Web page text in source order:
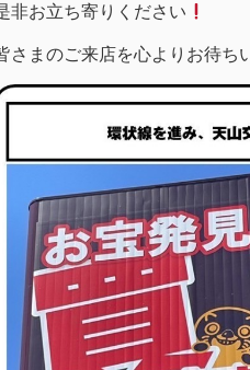
非お立ち寄りください
さまのご来店を心よりお待ち